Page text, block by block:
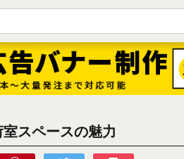
スペースの魅力